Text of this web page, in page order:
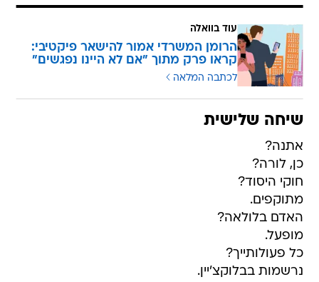
עוד בוואלה
הרומן המשרדי אמור להישאר פיקטיבי:
קראו פרק מתוך "אם לא היינו נפגשים"
לכתבה המלאה
שיחה שלישית
אתנה?
כן, לורה?
חוקי היסוד?
מתוקפים.
האדם בלולאה?
מופעל.
כל פעולותייך?
נרשמות בבלוקצ'יין.